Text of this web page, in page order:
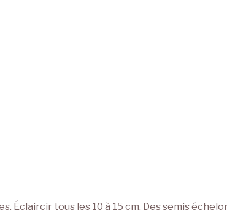
Éclaircir tous les 10 à 15 cm. Des semis